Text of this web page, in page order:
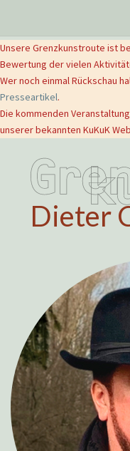
Unsere Grenzkunstroute ist
Bewertung der vielen
Wer noch einmal Rückschau
Presseartikel.
Die kommenden
unserer bekannten KuKuK
Dieter